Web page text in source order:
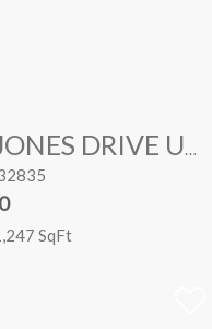
3332 ROBERT TRENT JONES DRIVE UNIT 20603
SqFt